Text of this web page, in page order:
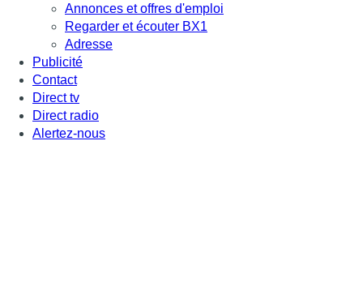
Annonces et offres d'emploi
Regarder et écouter BX1
Adresse
Publicité
Contact
Direct tv
Direct radio
Alertez-nous